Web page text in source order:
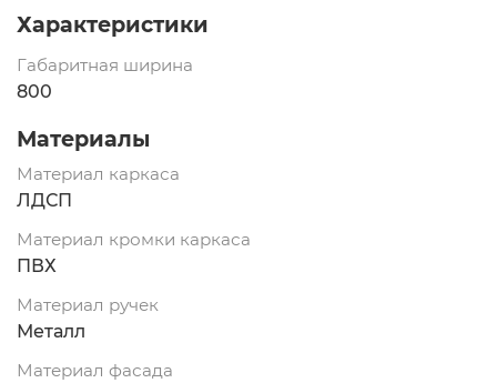
Характеристики
Габаритная ширина
800
Материалы
Материал каркаса
ЛДСП
Материал кромки каркаса
ПВХ
Материал ручек
Металл
Материал фасада